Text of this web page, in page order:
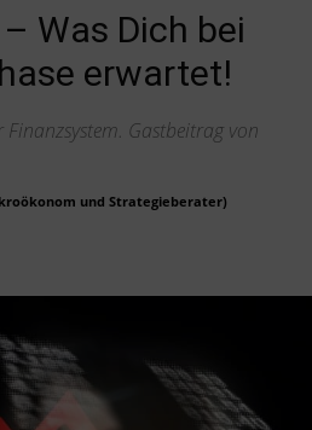
Was Dich bei
erwartet!
Finanzsystem. Gastbeitrag von
und Strategieberater)